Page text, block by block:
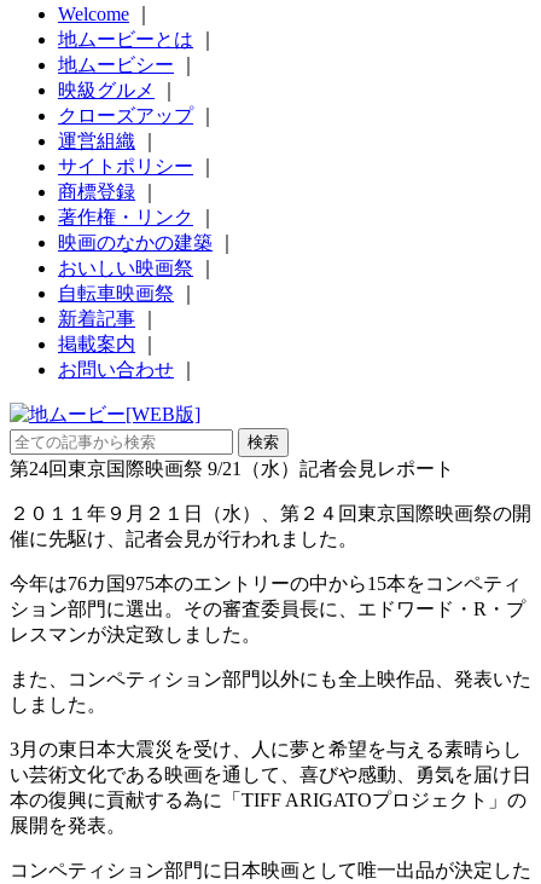
Welcome
地ムービーとは
地ムービシー
映級グルメ
クローズアップ｜
運営組織
サイトポリシー
商標登録
著作権・リンク
映画のなかの建築
おいしい映画祭
自転車映画祭
新着記事
掲載案内
お問い合わせ
第24回東京国際映画祭 9/21（水）記者会見レポート
２０１１年９月２１日（水）、第２４回東京国際映画祭の開
催に先駆け、記者会見が行われました。
今年は76カ国975本のエントリーの中から15本をコンペティ
ション部門に選出。その審査委員長に、エドワード・R・プ
レスマンが決定致しました。
また、コンペティション部門以外にも全上映作品、発表いた
しました。
3月の東日本大震災を受け、人に夢と希望を与える素晴らし
い芸術文化である映画を通して、喜びや感動、勇気を届け日
本の復興に貢献する為に「TIFF ARIGATOプロジェクト」の
展開を発表。
コンペティション部門に日本映画として唯一出品が決定した